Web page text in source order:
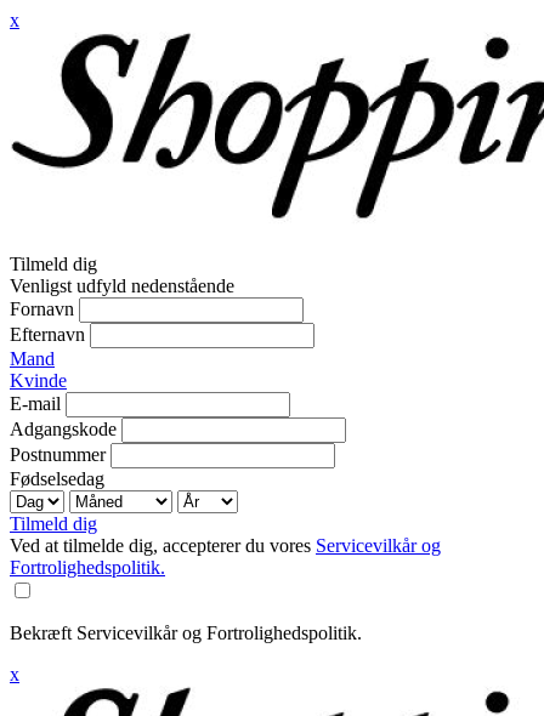
x
Tilmeld dig
Venligst udfyld nedenstående
Fornavn
Efternavn
Mand
Kvinde
E-mail
Adgangskode
Postnummer
Fødselsedag
Tilmeld dig
Ved at tilmelde dig, accepterer du vores Servicevilkår og
Fortrolighedspolitik.
Bekræft Servicevilkår og Fortrolighedspolitik.
x